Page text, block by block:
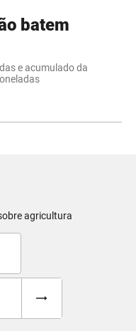
batem
e acumulado da
agricultura